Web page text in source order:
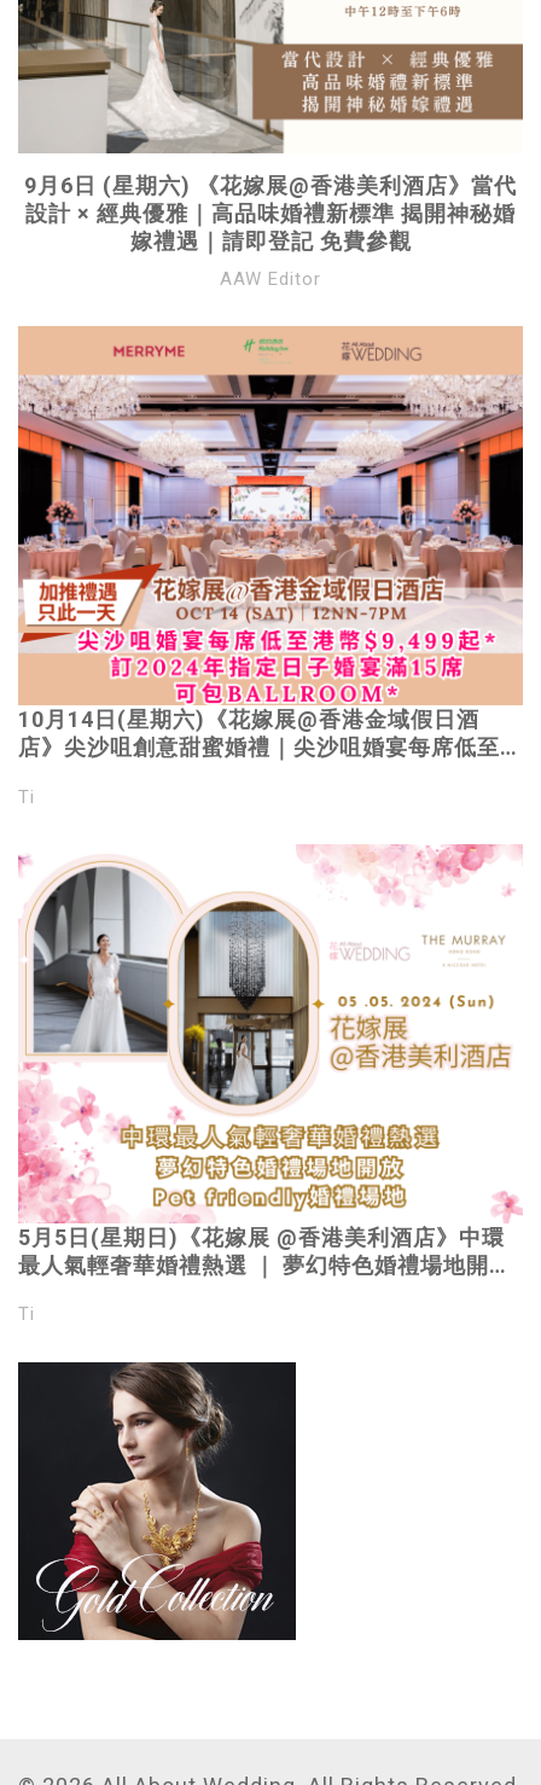
9月6日 (星期六) 《花嫁展@香港美利酒店》當代
設計 × 經典優雅｜高品味婚禮新標準 揭開神秘婚
嫁禮遇｜請即登記 免費參觀
AAW Editor
10月14日(星期六)《花嫁展@香港金域假日酒
店》尖沙咀創意甜蜜婚禮｜尖沙咀婚宴每席低至港
包ballroom*｜親臨Merryme攤位可獲主題
Ti
5月5日(星期日)《花嫁展 @香港美利酒店》中環
最人氣輕奢華婚禮熱選 ｜ 夢幻特色婚禮場地開放
Ti